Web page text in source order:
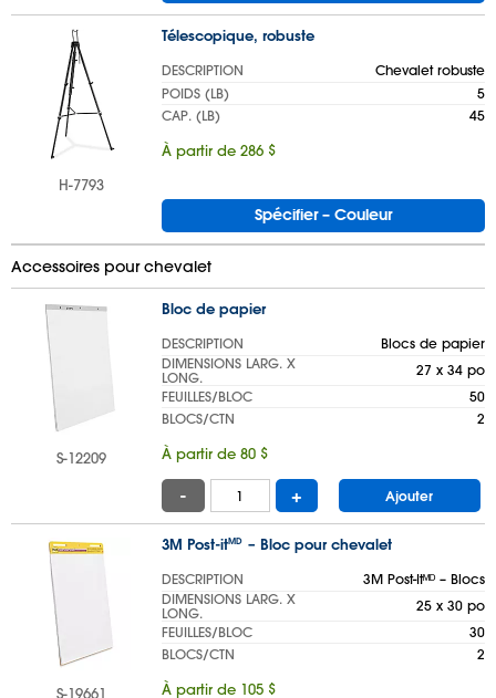
H-7793
Télescopique, robuste
DESCRIPTION
Chevalet robuste
POIDS (LB)
5
CAP. (LB)
45
À partir de 286 $
Spécifier – Couleur
Accessoires pour chevalet
S-12209
Bloc de papier
DESCRIPTION
Blocs de papier
DIMENSIONS LARG. X
LONG.
27 x 34 po
FEUILLES/BLOC
50
BLOCS/CTN
2
À partir de 80 $
- + Ajouter
S-19661
3M Post-itMD – Bloc pour chevalet
DESCRIPTION
3M Post-Itᴹᴰ – Blocs
DIMENSIONS LARG. X
LONG.
25 x 30 po
FEUILLES/BLOC
30
BLOCS/CTN
2
À partir de 105 $